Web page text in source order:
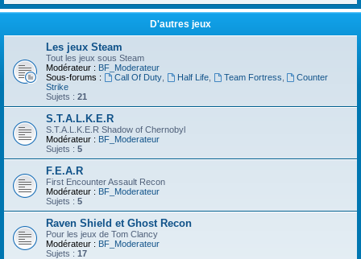
D'autres jeux
Les jeux Steam
Tout les jeux sous Steam
Modérateur : BF_Moderateur
Sous-forums :
Call Of Duty, Half Life, Team Fortress
Counter
Strike
Sujets : 21
S.T.A.L.K.E.R
S.T.A.L.K.E.R Shadow of Chernobyl
Modérateur : BF_Moderateur
Sujets : 5
F.E.A.R
First Encounter Assault Recon
Modérateur : BF_Moderateur
Sujets : 5
Raven Shield et Ghost Recon
Pour les jeux de Tom Clancy
Modérateur : BF_Moderateur
Sujets : 17